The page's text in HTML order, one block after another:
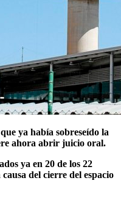
ya había sobreseído la
ahora abrir juicio oral.
ya en 20 de los 22
del cierre del espacio